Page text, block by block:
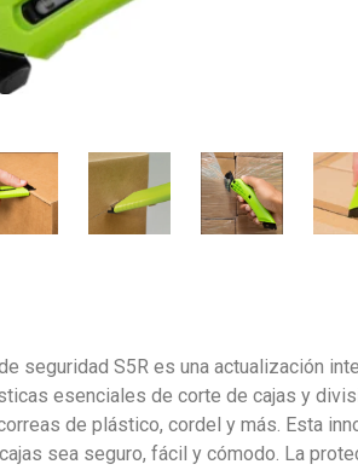
seguridad S5R es una actualización
esenciales de corte de cajas y
de plástico, cordel y más. Esta
sea seguro, fácil y cómodo. La